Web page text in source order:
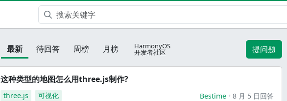
最新 待回答 周榜 月榜 HarmonyOS
开发者社区 提问题
这种类型的地图怎么用three.js制作?
three.js 可视化 Bestime 8 月 5 日回答